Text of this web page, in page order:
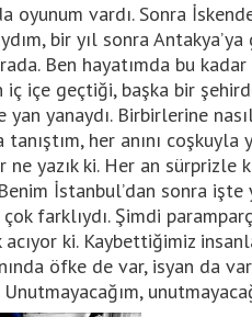
oyunum vardı. Sonra
bir yıl sonra
Ben hayatımda bu
iç içe geçtiği, başka bir
yan yanaydı. Birbirlerine
her anını coşkuyla
ne yazık ki. Her an
İstanbul’dan sonra
çok farklıydı. Şimdi
acıyor ki. Kaybettiğimiz
öfke de var, isyan da
Unutmayacağım,